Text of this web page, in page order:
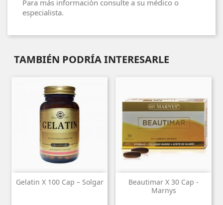
Para más información consulte a su médico o
especialista.
TAMBIÉN PODRÍA INTERESARLE
Gelatin X 100 Cap – Solgar
Beautimar X 30 Cap -
Marnys